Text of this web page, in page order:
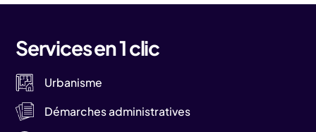
Services en 1 clic
Urbanisme
Démarches administratives